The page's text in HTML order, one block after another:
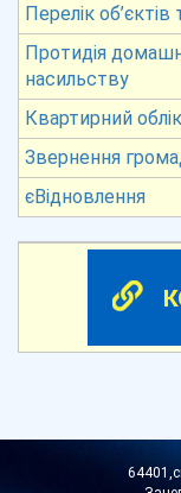
Перелік об’єктів
Протидія
насильству
Квартирний облік
Звернення
єВідновлення